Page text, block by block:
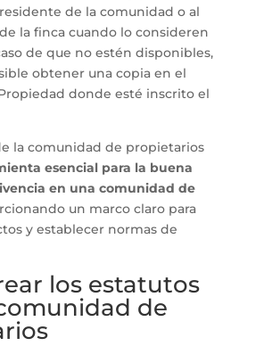
de la comunidad o al
la finca cuando lo consideren
de que no estén disponibles,
obtener una copia en el
donde esté inscrito el
la comunidad de propietarios
esencial para la buena
en una comunidad de
un marco claro para
y establecer normas de
los estatutos
de